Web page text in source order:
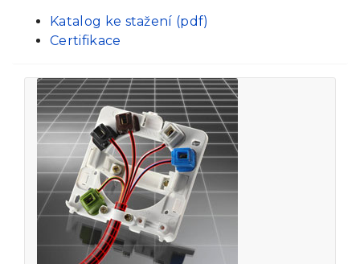
Katalog ke stažení (pdf)
Certifikace